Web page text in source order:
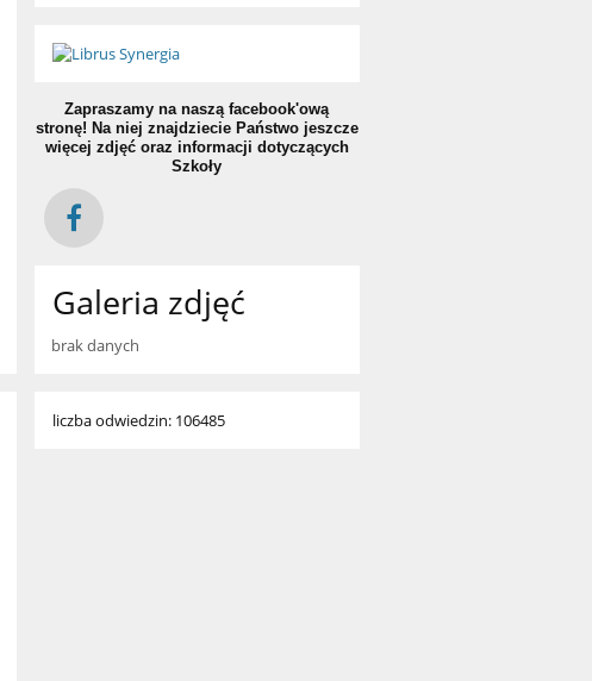
Zapraszamy na naszą facebook'ową
stronę! Na niej znajdziecie Państwo jeszcze
więcej zdjęć oraz informacji dotyczących
Szkoły
Galeria zdjęć
brak danych
liczba odwiedzin: 106485